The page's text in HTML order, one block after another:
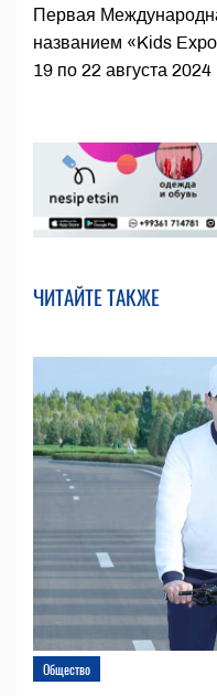
Первая
названием «Kids
19 по 22 августа
ЧИТАЙТЕ ТАКЖЕ
Общество